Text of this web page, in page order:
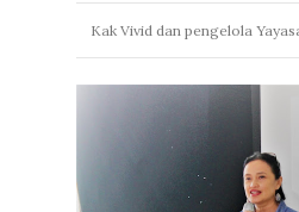
Kak Vivid dan pengelola